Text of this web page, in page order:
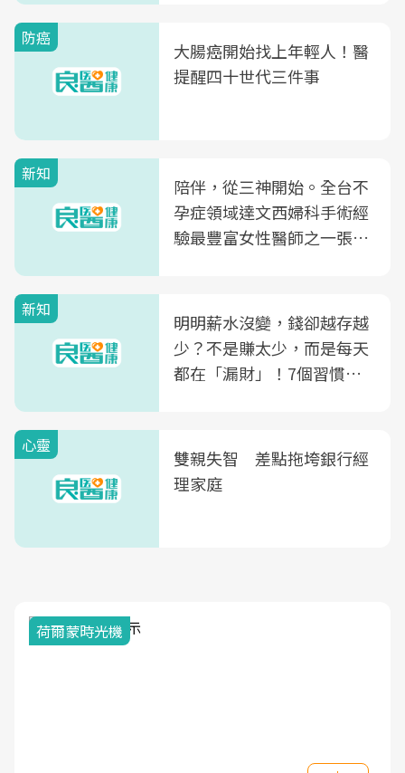
防癌
大腸癌開始找上年輕人！醫
提醒四十世代三件事
新知
陪伴，從三神開始。全台不
孕症領域達文西婦科手術經
驗最豐富女性醫師之一張永
光田醫院建構360度女性健
康照護生態圈
新知
明明薪水沒變，錢卻越存越
少？不是賺太少，而是每天
都在「漏財」！7個習慣一
心靈
雙親失智 差點拖垮銀行經
理家庭
荷爾蒙時光機